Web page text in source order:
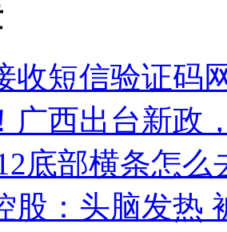
收短信验证码
广西出台新政
底部横条怎么
股：头脑发热